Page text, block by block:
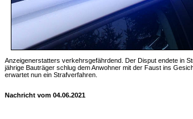
Anzeigenerstatters verkehrsgefährdend. Der Disput endete in
jährige Bauträger schlug dem Anwohner mit der Faust ins
erwartet nun ein Strafverfahren.
Nachricht vom 04.06.2021